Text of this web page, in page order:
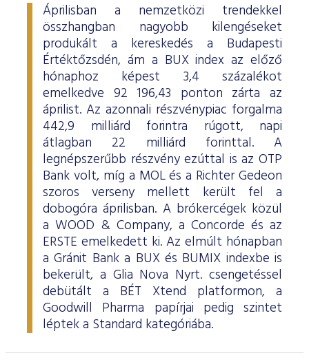
Áprilisban a nemzetközi trendekkel
összhangban nagyobb kilengéseket
produkált a kereskedés a Budapesti
Értéktőzsdén, ám a BUX index az előző
hónaphoz képest 3,4 százalékot
emelkedve 92 196,43 ponton zárta az
áprilist. Az azonnali részvénypiac forgalma
442,9 milliárd forintra rúgott, napi
átlagban 22 milliárd forinttal. A
legnépszerűbb részvény ezúttal is az OTP
Bank volt, míg a MOL és a Richter Gedeon
szoros verseny mellett került fel a
dobogóra áprilisban. A brókercégek közül
a WOOD & Company, a Concorde és az
ERSTE emelkedett ki. Az elmúlt hónapban
a Gránit Bank a BUX és BUMIX indexbe is
bekerült, a Glia Nova Nyrt. csengetéssel
debütált a BÉT Xtend platformon, a
Goodwill Pharma papírjai pedig szintet
léptek a Standard kategóriába.